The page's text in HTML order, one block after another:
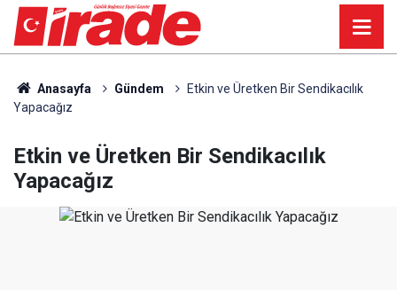
Anasayfa Gündem
Etkin ve Üretken Bir Sendikacılık
Yapacağız
Etkin ve Üretken Bir Sendikacılık
Yapacağız